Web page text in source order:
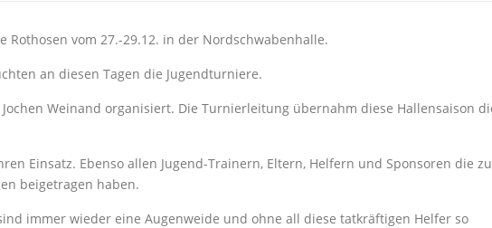
Rothosen vom 27.-29.12. in der Nordschwabenhalle.
an diesen Tagen die Jugendturniere.
Weinand organisiert. Die Turnierleitung übernahm diese Hallensaison
Einsatz. Ebenso allen Jugend-Trainern, Eltern, Helfern und Sponsoren die zu
beigetragen haben.
immer wieder eine Augenweide und ohne all diese tatkräftigen Helfer so